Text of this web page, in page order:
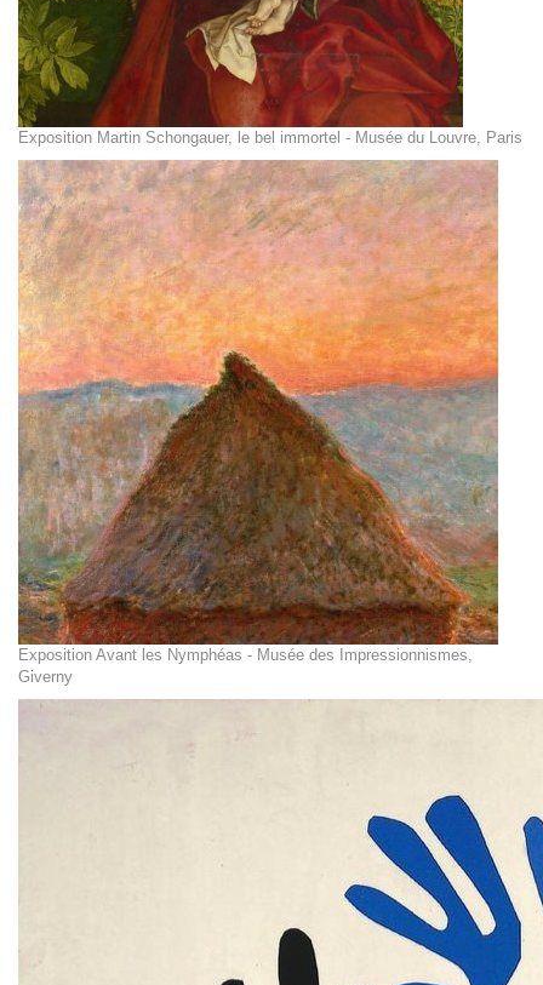
Exposition Martin Schongauer, le bel immortel - Musée du Louvre, Paris
Exposition Avant les Nymphéas - Musée des Impressionnismes,
Giverny